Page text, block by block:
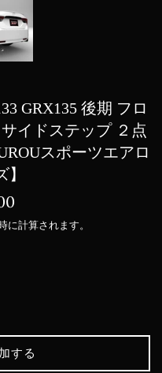
GRX135 後期 フロ
イドステップ ２点
スポーツエアロ
に計算されます。
する